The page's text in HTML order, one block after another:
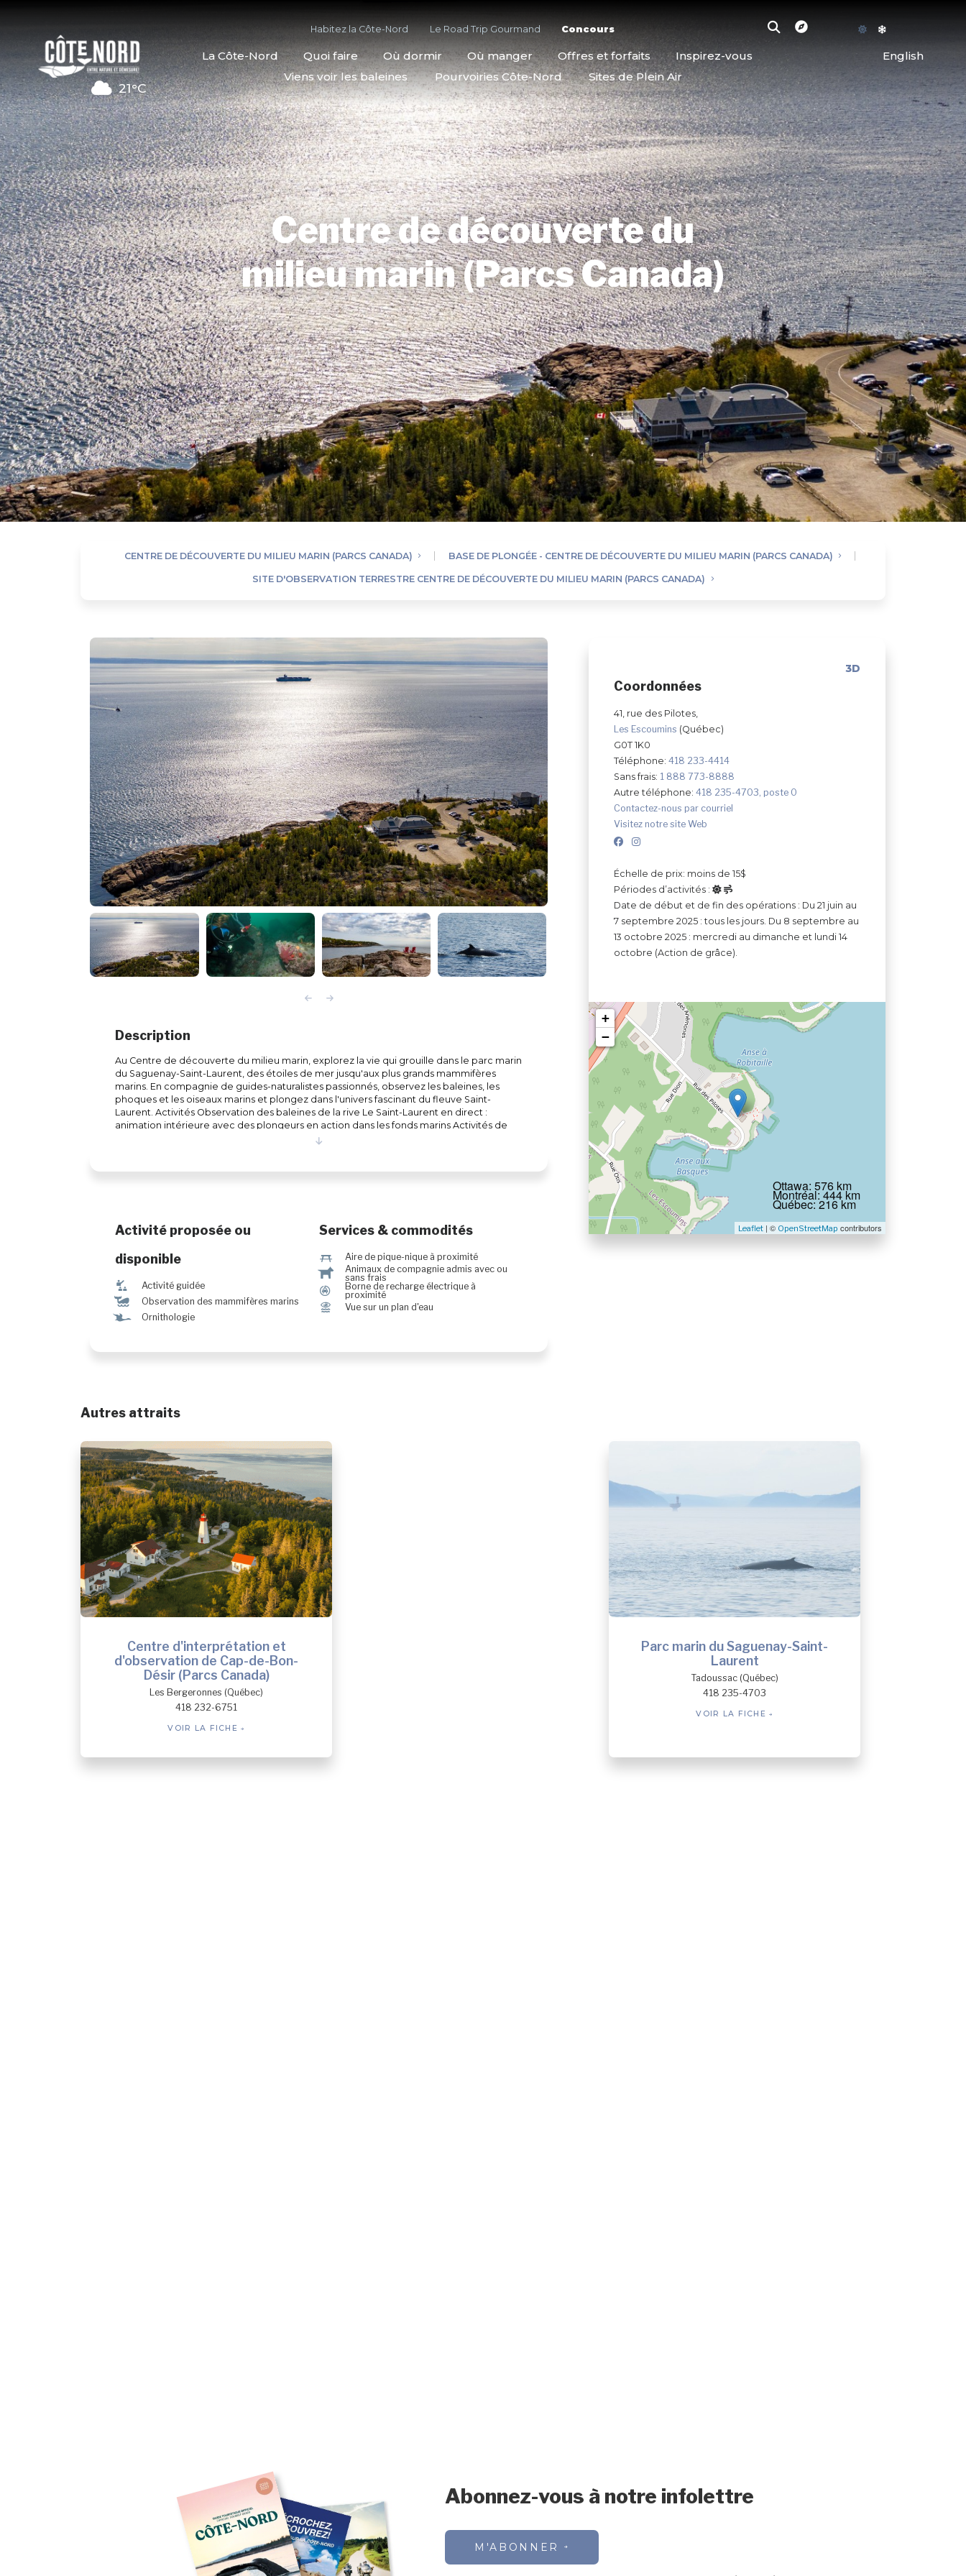
21°C
Habitez la Côte-Nord Le Road Trip Gourmand Concours
La Côte-Nord Quoi faire Où dormir Où manger Offres et forfaits Inspirez-vous
English
Viens voir les baleines
Pourvoiries Côte-Nord Sites de Plein Air
Centre de découverte du
milieu marin (Parcs Canada)
CENTRE DE DÉCOUVERTE DU MILIEU MARIN (PARCS CANADA) BASE DE PLONGÉE - CENTRE DE DÉCOUVERTE DU MILIEU MARIN (PARCS CANADA)
SITE D'OBSERVATION TERRESTRE CENTRE DE DÉCOUVERTE DU MILIEU MARIN (PARCS CANADA)
3D
Coordonnées
41, rue des Pilotes,
Les Escoumins (Québec)
G0T 1K0
Téléphone: 418 233-4414
Sans frais: 1 888 773-8888
Autre téléphone: 418 235-4703, poste 0
Contactez-nous par courriel
Visitez notre site Web
Échelle de prix: moins de 15$
Périodes d’activités :
Date de début et de fin des opérations : Du 21 juin au
7 septembre 2025 : tous les jours. Du 8 septembre au
13 octobre 2025 : mercredi au dimanche et lundi 14
octobre (Action de grâce).
+
−
Leaflet | © OpenStreetMap contributors
Ottawa: 576 km
Montréal: 444 km
Québec: 216 km
Description
Au Centre de découverte du milieu marin, explorez la vie qui grouille dans le parc marin
du Saguenay-Saint-Laurent, des étoiles de mer jusqu'aux plus grands mammifères
marins. En compagnie de guides-naturalistes passionnés, observez les baleines, les
phoques et les oiseaux marins et plongez dans l'univers fascinant du fleuve Saint-
Laurent. Activités Observation des baleines de la rive Le Saint-Laurent en direct :
animation intérieure avec des plongeurs en action dans les fonds marins Activités de
découverte pour toute la famille Exposition Plongée en apnée et plongée sous-
Activité proposée ou
disponible
î Activité guidée
% Observation des mammifères marins
Ÿ Ornithologie
Services & commodités
h Aire de pique-nique à proximité
Â
Animaux de compagnie admis avec ou
sans frais
P
Borne de recharge électrique à
proximité
Ï Vue sur un plan d'eau
Autres attraits
Centre d'interprétation et
d'observation de Cap-de-Bon-
Désir (Parcs Canada)
Les Bergeronnes (Québec)
418 232-6751
VOIR LA FICHE
Parc marin du Saguenay-Saint-
Laurent
Tadoussac (Québec)
418 235-4703
VOIR LA FICHE
Abonnez-vous à notre infolettre
M'ABONNER